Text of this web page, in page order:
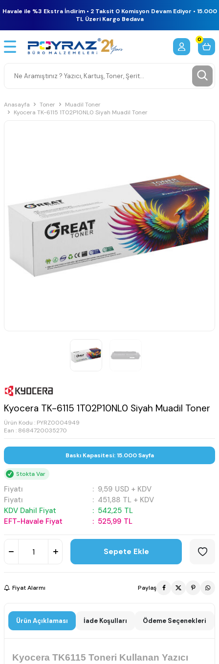
Havale ile %3 Ekstra İndirim • 2 Taksit 0 Komisyon Devam Ediyor • 15.000
TL Üzeri Kargo Bedava
0
Anasayfa Toner
Muadil Toner
Kyocera TK-6115 1T02P10NL0 Siyah Muadil Toner
Kyocera TK-6115 1T02P10NL0 Siyah Muadil Toner
Ürün Kodu : PYRZ0004949
Ean : 8684720035270
Baskı Kapasitesi: 15.000 Sayfa
Stokta Var
Fiyatı : 9,59 USD + KDV
Fiyatı
: 451,88 TL + KDV
KDV Dahil Fiyat
: 542,25 TL
EFT-Havale Fiyat
: 525,99 TL
Sepete Ekle
Fiyat Alarmı Paylaş
Ürün Açıklaması İade Koşulları Ödeme Seçenekleri
Kyocera TK6115 Toneri Kullanan Yazıcı